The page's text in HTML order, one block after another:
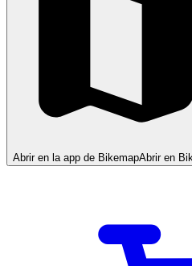
Abrir en la app de BikemapAbrir en